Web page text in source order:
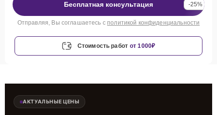
Бесплатная консультация -25%
Отправляя, Вы соглашаетесь с политикой конфиденциальности
Стоимость работ от 1000₽
АКТУАЛЬНЫЕ ЦЕНЫ